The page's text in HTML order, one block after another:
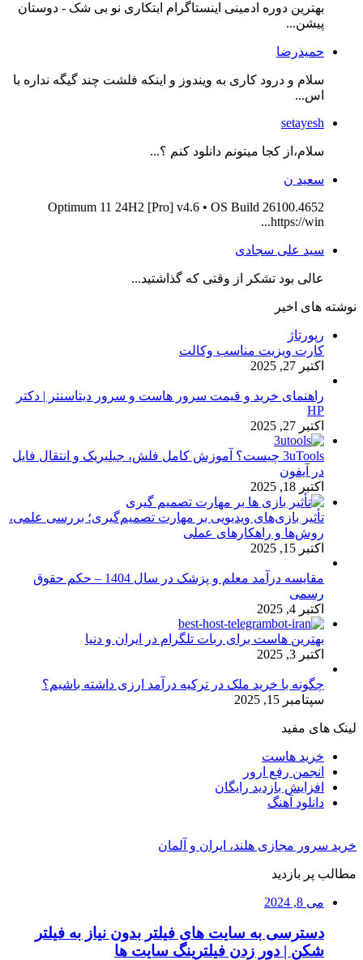
بهترین دوره ادمینی اینستاگرام ابتکاری نو بی شک - دوستان
پیشن...
حمیدرضا
سلام و درود کاری به ویندوز و اینکه فلشت چند گیگه نداره با
اس...
setayesh
سلام،از کجا میتونم دانلود کنم ؟...
سعید ن
Optimum 11 24H2 [Pro] v4.6 • OS Build 26100.4652
https://win...
سید علی سجادی
عالی بود تشکر از وقتی که گذاشتید...
نوشته های اخیر
رپورتاژ
کارت ویزیت مناسب وکالت
اکتبر 27, 2025
راهنمای خرید و قیمت سرور هاست و سرور دیتاسنتر | دکتر
HP
اکتبر 27, 2025
3uTools چیست؟ آموزش کامل فلش، جیلبریک و انتقال فایل
در آیفون
اکتبر 18, 2025
تأثیر بازی‌های ویدیویی بر مهارت تصمیم‌گیری؛ بررسی علمی،
روش‌ها و راهکارهای عملی
اکتبر 15, 2025
مقایسه درآمد معلم و پزشک در سال 1404 – حکم حقوق
رسمی
اکتبر 4, 2025
بهترین هاست برای ربات تلگرام در ایران و دنیا
اکتبر 3, 2025
چگونه با خرید ملک در ترکیه درآمد ارزی داشته باشیم؟
سپتامبر 15, 2025
لینک های مفید
خرید هاست
انجمن رفع ارور
افزایش بازدید رایگان
دانلود آهنگ
خرید سرور مجازی هلند، ایران و آلمان
مطالب پر بازدید
می 8, 2024
دسترسی به سایت های فیلتر بدون نیاز به فیلتر
شکن | دور زدن فیلترینگ سایت ها